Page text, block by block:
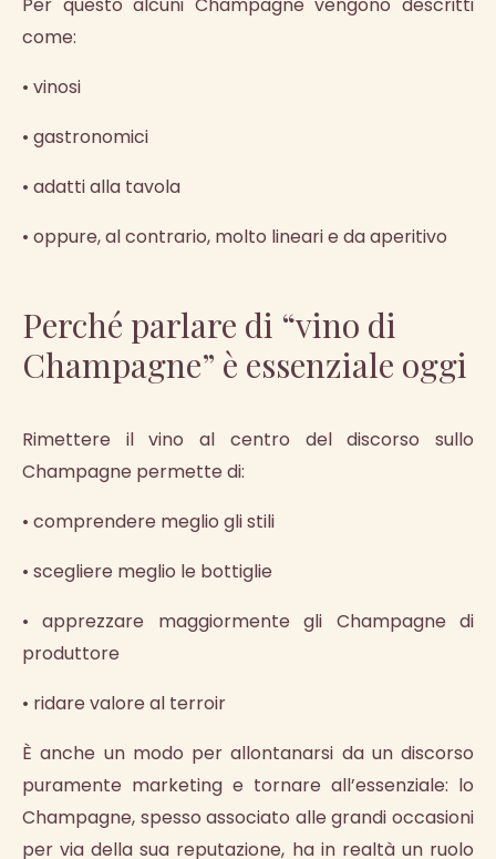
come:
• vinosi
• gastronomici
• adatti alla tavola
• oppure, al contrario, molto lineari e da aperitivo
Perché parlare di “vino di
Champagne” è essenziale oggi
Rimettere il vino al centro del discorso sullo
Champagne permette di:
• comprendere meglio gli stili
• scegliere meglio le bottiglie
• apprezzare maggiormente gli Champagne di
produttore
• ridare valore al terroir
È anche un modo per allontanarsi da un discorso
puramente marketing e tornare all’essenziale: lo
Champagne, spesso associato alle grandi occasioni
per via della sua reputazione, ha in realtà un ruolo